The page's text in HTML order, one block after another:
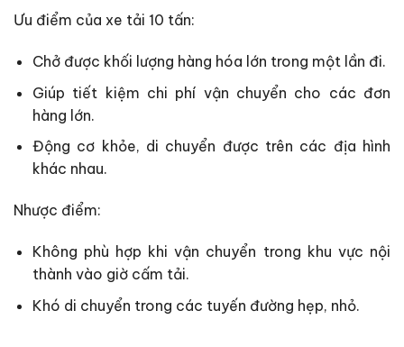
Ưu điểm của xe tải 10 tấn:
Chở được khối lượng hàng hóa lớn trong một lần đi.
Giúp tiết kiệm chi phí vận chuyển cho các đơn
hàng lớn.
Động cơ khỏe, di chuyển được trên các địa hình
khác nhau.
Nhược điểm:
Không phù hợp khi vận chuyển trong khu vực nội
thành vào giờ cấm tải.
Khó di chuyển trong các tuyến đường hẹp, nhỏ.